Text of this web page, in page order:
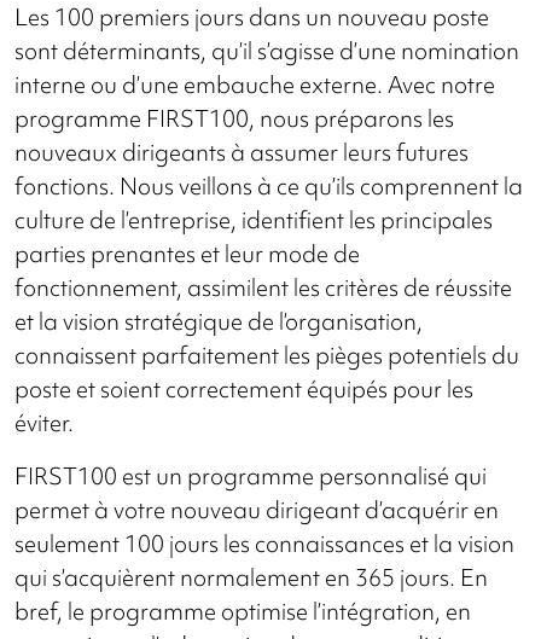
Les 100 premiers jours dans un nouveau poste
sont déterminants, qu’il s’agisse d’une nomination
interne ou d’une embauche externe. Avec notre
programme FIRST100, nous préparons les
nouveaux dirigeants à assumer leurs futures
fonctions. Nous veillons à ce qu’ils comprennent la
culture de l’entreprise, identifient les principales
parties prenantes et leur mode de
fonctionnement, assimilent les critères de réussite
et la vision stratégique de l’organisation,
connaissent parfaitement les pièges potentiels du
poste et soient correctement équipés pour les
éviter.
FIRST100 est un programme personnalisé qui
permet à votre nouveau dirigeant d’acquérir en
seulement 100 jours les connaissances et la vision
qui s’acquièrent normalement en 365 jours. En
bref, le programme optimise l’intégration, en